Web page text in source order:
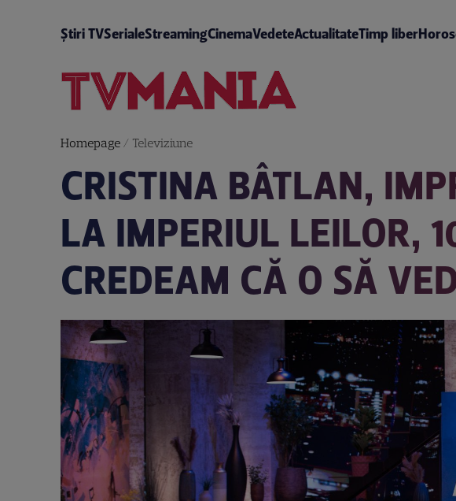
Știri TVSerialeStreamingCinemaVedeteActualitateTimp liber
Homepage/ Televiziune
CRISTINA BÂTLAN,
LA IMPERIUL LEILOR,
CREDEAM CĂ O SĂ